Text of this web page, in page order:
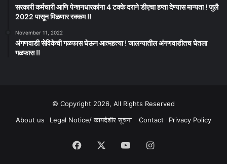
सरकारी कर्मचारी आणि पेन्शनधारकांना 4 टक्के दराने डीएचा हप्ता देण्यास मान्यता ! जुलै
2022 पासून मिळणार रक्कम !!
November 11, 2022
अंगणवाडी सेविकेची गळफास घेऊन आत्महत्या ! जालन्यातील अंगणवाडीतच घेतला
गळफास !!
© Copyright 2026, All Rights Reserved
About us
Legal Notice/ कायदेशीर सूचना Contact Privacy Policy
Facebook YouTubeInstagram